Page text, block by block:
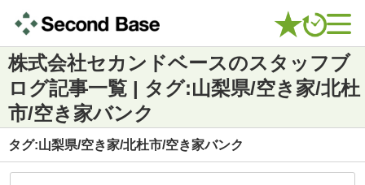
株式会社セカンドベースのスタッフブ
ログ記事一覧 | タグ:山梨県/空き家/北杜
市/空き家バンク
タグ:山梨県/空き家/北杜市/空き家バンク